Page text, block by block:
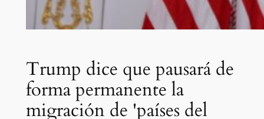
Trump dice que pausará de
forma permanente la
migración de 'países del